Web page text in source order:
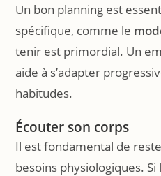
Un bon planning est
spécifique, comme le
tenir est primordial. Un
aide à s’adapter
habitudes.
Écouter son corps
Il est fondamental de
besoins physiologiques.